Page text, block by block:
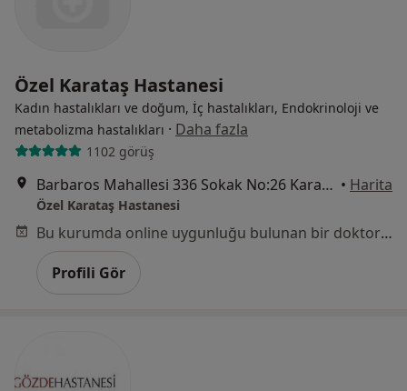
Özel Karataş Hastanesi
Kadın hastalıkları ve doğum, İç hastalıkları, Endokrinoloji ve
metabolizma hastalıkları · Daha fazla
1102 görüş
Barbaros Mahallesi 336 Sokak No:26 Karataş, Konak • Harita
Özel Karataş Hastanesi
Bu kurumda online uygunluğu bulunan bir doktor veya uzman bulunamadı
Profili Gör